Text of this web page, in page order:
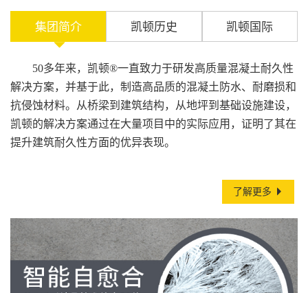
集团简介 凯顿历史 凯顿国际
50多年来，凯顿®一直致力于研发高质量混凝土耐久性
解决方案，并基于此，制造高品质的混凝土防水、耐磨损和
抗侵蚀材料。从桥梁到建筑结构，从地坪到基础设施建设，
凯顿的解决方案通过在大量项目中的实际应用，证明了其在
提升建筑耐久性方面的优异表现。
了解更多